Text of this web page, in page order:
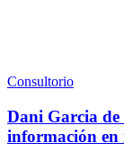
Consultorio
Dani Garcia
información en